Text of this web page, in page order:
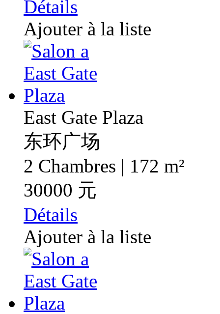
Détails
Ajouter à la liste
East Gate Plaza
东环广场
2 Chambres | 172 m²
30000 元
Détails
Ajouter à la liste